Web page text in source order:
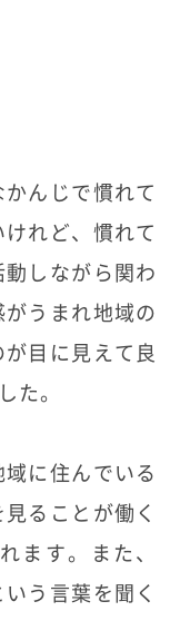
んじで慣れて
れど、慣れて
しながら関わ
うまれ地域の
目に見えて良
た。
に住んでいる
ることが働く
ます。また、
う言葉を聞く